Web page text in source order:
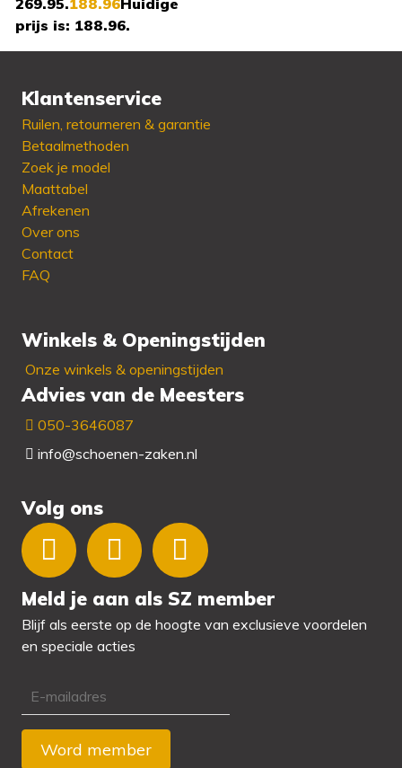
269.95.188.96Huidige
prijs is: 188.96.
Beschikbaar in: 36 - 37
- 39 - 41
Klantenservice
Ruilen, retourneren & garantie
Betaalmethoden
Zoek je model
Maattabel
Afrekenen
Over ons
Contact
FAQ
Winkels & Openingstijden
Onze winkels & openingstijden
Advies van de Meesters
050-3646087
info@schoenen-zaken.nl
Volg ons
Meld je aan als SZ member
Blijf als eerste op de hoogte van exclusieve voordelen
en speciale acties